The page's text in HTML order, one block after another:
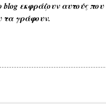
εκφράζουν αυτούς
τα γράφουν.